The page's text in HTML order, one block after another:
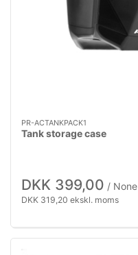
PR-ACTANKPACK1
Tank storage case
DKK 399,00 / None
DKK 319,20 ekskl. moms